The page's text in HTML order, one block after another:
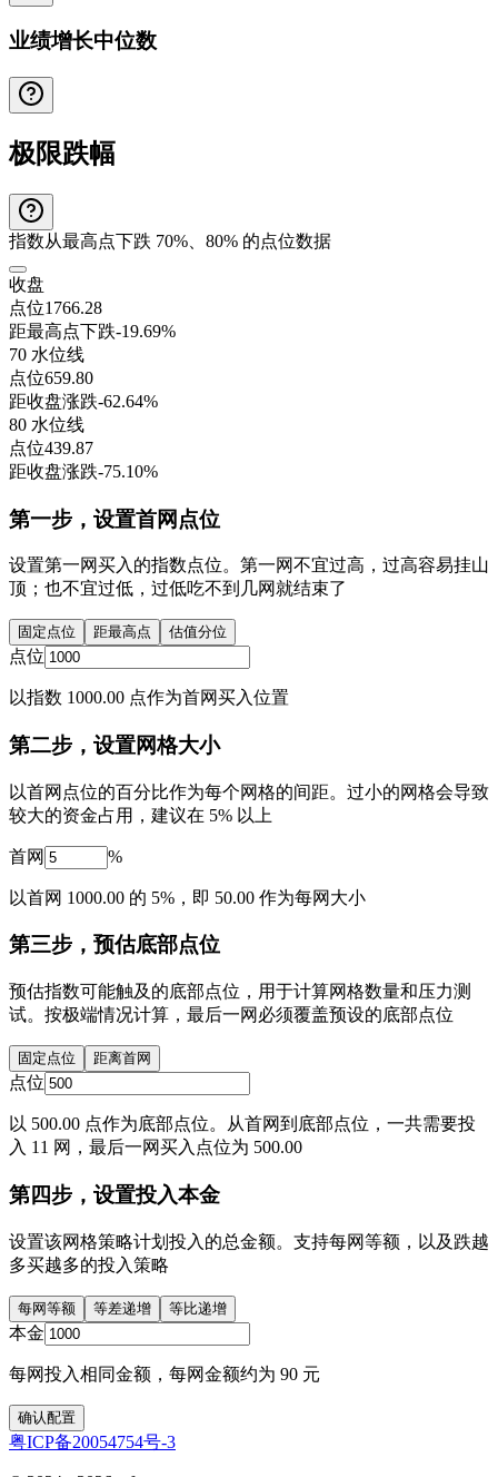
业绩增长中位数
极限跌幅
指数从最高点下跌 70%、80% 的点位数据
收盘
点位1766.28
距最高点下跌-19.69%
70 水位线
点位659.80
距收盘涨跌-62.64%
80 水位线
点位439.87
距收盘涨跌-75.10%
第一步，设置首网点位
设置第一网买入的指数点位。第一网不宜过高，过高容易挂山
顶；也不宜过低，过低吃不到几网就结束了
固定点位 距最高点 估值分位
点位
以指数 1000.00 点作为首网买入位置
第二步，设置网格大小
以首网点位的百分比作为每个网格的间距。过小的网格会导致
较大的资金占用，建议在 5% 以上
首网 %
以首网 1000.00 的 5%，即 50.00 作为每网大小
第三步，预估底部点位
预估指数可能触及的底部点位，用于计算网格数量和压力测
试。按极端情况计算，最后一网必须覆盖预设的底部点位
固定点位 距离首网
点位
以 500.00 点作为底部点位。从首网到底部点位，一共需要投
入 11 网，最后一网买入点位为 500.00
第四步，设置投入本金
设置该网格策略计划投入的总金额。支持每网等额，以及跌越
多买越多的投入策略
每网等额 等差递增 等比递增
本金
每网投入相同金额，每网金额约为 90 元
确认配置
粤ICP备20054754号-3